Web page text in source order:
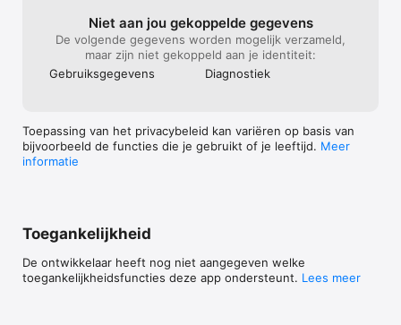
Website en contact: https://www.howaboutmom.nl/
Onze experts: https://howaboutmom.nl/experts/
https://www.tiktok.com/@howaboutmom
Niet aan jou gekoppelde gegevens
De volgende gegevens worden mogelijk verzameld,
maar zijn niet gekoppeld aan je identiteit:
Gebruiks­gegevens
Diagnostiek
Toepassing van het privacybeleid kan variëren op basis van
bijvoorbeeld de functies die je gebruikt of je leeftijd. Meer
informatie
Toegankelijkheid
De ontwikkelaar heeft nog niet aangegeven welke
toegankelijkheidsfuncties deze app ondersteunt. Lees meer